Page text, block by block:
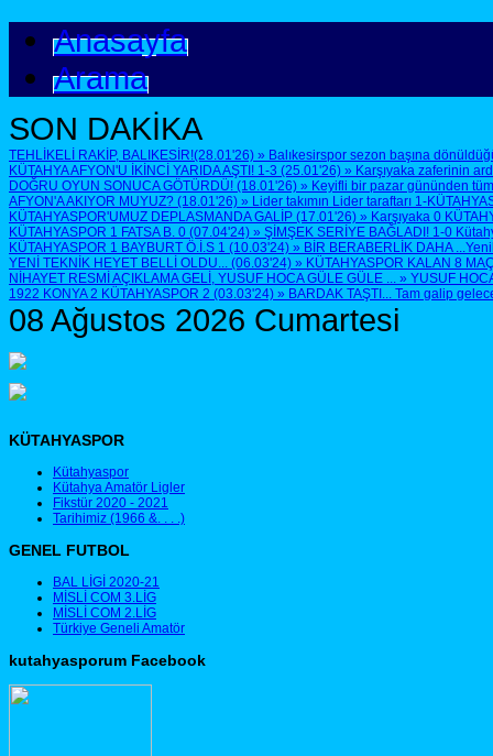
Anasayfa
Arama
SON DAKİKA
TEHLİKELİ RAKİP, BALIKESİR!(28.01'26) » Balıkesirspor sezon başına
KÜTAHYA AFYON'U İKİNCİ YARIDA AŞTI! 1-3 (25.01'26) » Karşıyaka zaferinin
DOĞRU OYUN SONUCA GÖTÜRDÜ! (18.01'26) » Keyifli bir pazar gününden
AFYON'A AKIYOR MUYUZ? (18.01'26) » Lider takımın Lider taraftarı 1-
KÜTAHYASPOR'UMUZ DEPLASMANDA GALİP (17.01'26) » Karşıyaka 0
KÜTAHYASPOR 1 FATSA B. 0 (07.04'24) » ŞİMŞEK SERİYE BAĞLADI! 1-0
KÜTAHYASPOR 1 BAYBURT Ö.İ.S 1 (10.03'24) » BİR BERABERLİK DAHA
YENİ TEKNİK HEYET BELLİ OLDU... (06.03'24) » KÜTAHYASPOR KALAN 8
NİHAYET RESMİ AÇIKLAMA GELİ, YUSUF HOCA GÜLE GÜLE ... » YUSUF
1922 KONYA 2 KÜTAHYASPOR 2 (03.03'24) » BARDAK TAŞTI... Tam galip
08 Ağustos 2026 Cumartesi
KÜTAHYASPOR
Kütahyaspor
Kütahya Amatör Ligler
Fikstür 2020 - 2021
Tarihimiz (1966 &. . . .)
GENEL FUTBOL
BAL LİGİ 2020-21
MİSLİ COM 3.LİG
MİSLİ COM 2.LİG
Türkiye Geneli Amatör
kutahyasporum Facebook